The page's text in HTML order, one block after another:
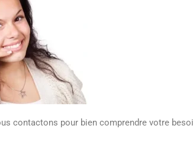
contactons pour bien comprendre votre